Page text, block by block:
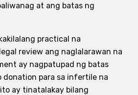
at ang batas ng
practical na
review ang naglalarawan na
ay nagpatupad ng batas
donation para sa infertile na
ay tinatalakay bilang